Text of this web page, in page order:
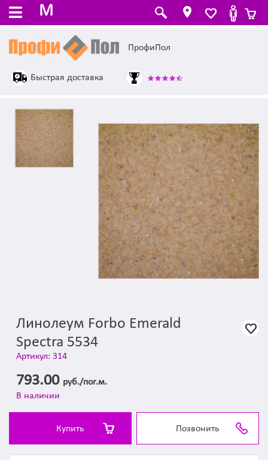
M
ПрофиПол
Быстрая доставка
Линолеум Forbo Emerald
Spectra 5534
Артикул: 314
793.00 руб./пог.м.
В наличии
Купить Позвонить